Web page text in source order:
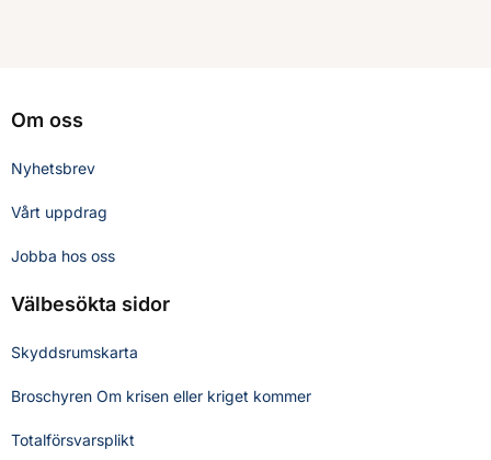
Om oss
Nyhetsbrev
Vårt uppdrag
Jobba hos oss
Välbesökta sidor
Skyddsrumskarta
Broschyren Om krisen eller kriget kommer
Totalförsvarsplikt